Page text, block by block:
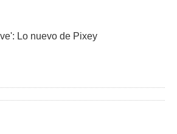
Lo nuevo de Pixey